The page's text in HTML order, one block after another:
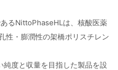
るNittoPhaseHLは、核酸医薬
性・膨潤性の架橋ポリスチレン
純度と収量を目指した製品を設